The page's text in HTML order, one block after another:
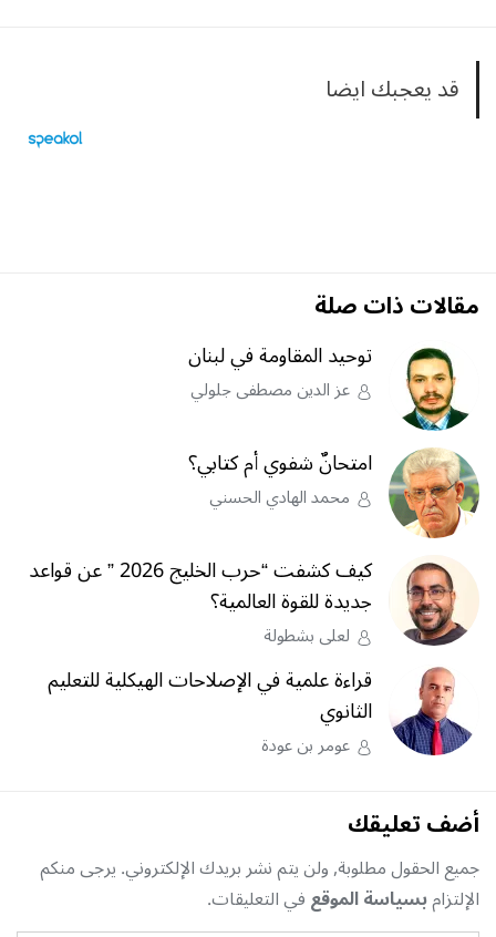
قد يعجبك ايضا
مقالات ذات صلة
توحيد المقاومة في لبنان
عز الدين مصطفى جلولي
امتحانٌ شفوي أم كتابي؟
محمد الهادي الحسني
كيف كشفت “حرب الخليج 2026 ” عن قواعد
جديدة للقوة العالمية؟
لعلى بشطولة
قراءة علمية في الإصلاحات الهيكلية للتعليم
الثانوي
عومر بن عودة
أضف تعليقك
جميع الحقول مطلوبة, ولن يتم نشر بريدك الإلكتروني. يرجى منكم
الإلتزامبسياسة الموقعفي التعليقات.